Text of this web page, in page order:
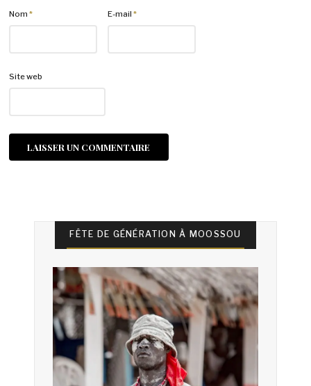
Nom* E-mail*
Site web
FÊTE DE GÉNÉRATION À MOOSSOU